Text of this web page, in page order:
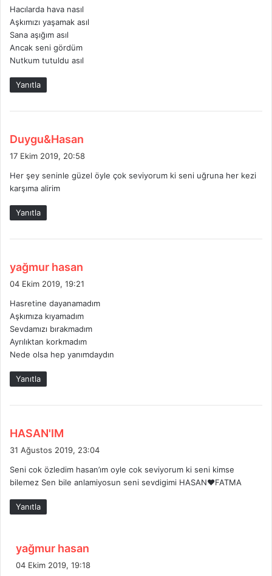
k
Hacılarda hava nasıl
Aşkımızı yaşamak asıl
Sana aşığım asıl
Ancak seni gördüm
Nutkum tutuldu asıl
Yanıtla
Duygu&Hasan
i
17 Ekim 2019, 20:58
Her şey seninle güzel öyle çok seviyorum ki seni uğruna her kezi
karşıma alirim
Yanıtla
yağmur hasan
e
i
k
i
04 Ekim 2019, 19:21
Hasretine dayanamadım
Aşkımıza kıyamadım
Sevdamızı bırakmadım
Ayrılıktan korkmadım
Nede olsa hep yanımdaydın
Yanıtla
HASAN'IM
e
i
k
31 Ağustos 2019, 23:04
Seni cok özledim hasan’ım oyle cok seviyorum ki seni kimse
bilemez Sen bile anlamiyosun seni sevdigimi HASAN❤FATMA
Yanıtla
yağmur hasan
04 Ekim 2019, 19:18